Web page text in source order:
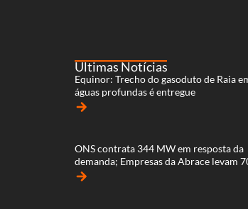
Últimas Notícias
Equinor: Trecho do gasoduto de Raia
águas profundas é entregue
arrow_forward
ONS contrata 344 MW em resposta da
demanda; Empresas da Abrace levam
arrow_forward